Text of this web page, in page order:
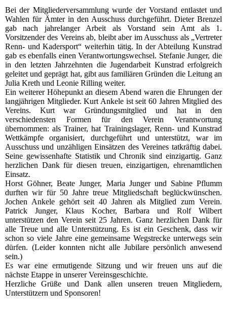
Bei der Mitgliederversammlung wurde der Vorstand entlastet und
Wahlen für Ämter in den Ausschuss durchgeführt. Dieter Brenzel
gab nach jahrelanger Arbeit als Vorstand sein Amt als 1.
Vorsitzender des Vereins ab, bleibt aber im Ausschuss als „Vertreter
Renn- und Kadersport“ weiterhin tätig. In der Abteilung Kunstrad
gab es ebenfalls einen Verantwortungswechsel. Stefanie Junger, die
in den letzten Jahrzehnten die Jugendarbeit Kunstrad erfolgreich
geleitet und geprägt hat, gibt aus familiären Gründen die Leitung an
Julia Kreth und Leonie Rilling weiter.
Ein weiterer Höhepunkt an diesem Abend waren die Ehrungen der
langjährigen Mitglieder. Kurt Ankele ist seit 60 Jahren Mitglied des
Vereins. Kurt war Gründungsmitglied und hat in den
verschiedensten Formen für den Verein Verantwortung
übernommen: als Trainer, hat Trainingslager, Renn- und Kunstrad
Wettkämpfe organisiert, durchgeführt und unterstützt, war im
Ausschuss und unzähligen Einsätzen des Vereines tatkräftig dabei.
Seine gewissenhafte Statistik und Chronik sind einzigartig. Ganz
herzlichen Dank für diesen treuen, einzigartigen, ehrenamtlichen
Einsatz.
Horst Göhner, Beate Junger, Maria Junger und Sabine Pflumm
durften wir für 50 Jahre treue Mitgliedschaft beglückwünschen.
Jochen Ankele gehört seit 40 Jahren als Mitglied zum Verein.
Patrick Junger, Klaus Kocher, Barbara und Rolf Wilbert
unterstützen den Verein seit 25 Jahren. Ganz herzlichen Dank für
alle Treue und alle Unterstützung. Es ist ein Geschenk, dass wir
schon so viele Jahre eine gemeinsame Wegstrecke unterwegs sein
dürfen. (Leider konnten nicht alle Jubilare persönlich anwesend
sein.)
Es war eine ermutigende Sitzung und wir freuen uns auf die
nächste Etappe in unserer Vereinsgeschichte.
Herzliche Grüße und Dank allen unseren treuen Mitgliedern,
Unterstützern und Sponsoren!